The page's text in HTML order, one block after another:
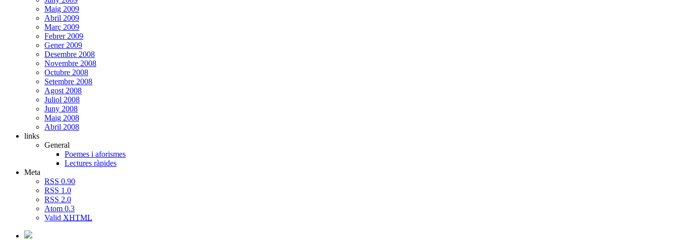
Maig 2009
Abril 2009
Març 2009
Febrer 2009
Gener 2009
Desembre 2008
Novembre 2008
Octubre 2008
Setembre 2008
Agost 2008
Juliol 2008
Juny 2008
Maig 2008
Abril 2008
links
General
Poemes i aforismes
Lectures ràpides
Meta
RSS 0.90
RSS 1.0
RSS 2.0
Atom 0.3
Valid XHTML